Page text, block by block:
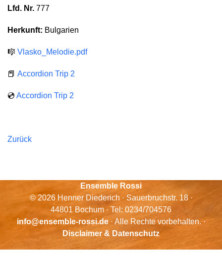
Lfd. Nr. 777
Herkunft: Bulgarien
🎼 Vlasko_Melodie.pdf
📕 Accordion Trip 2
💿 Accordion Trip 2
Zurück
Ensemble Rossi
© 2026 Henner Diederich · Sauerbruchstr. 18 ·
44801 Bochum · Tel: 0234/704576
info@ensemble-rossi.de· Alle Rechte vorbehalten. ·
Disclaimer & Datenschutz